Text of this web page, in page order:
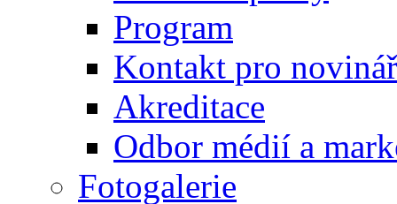
Program
Kontakt pro
Akreditace
Odbor médií a
Fotogalerie